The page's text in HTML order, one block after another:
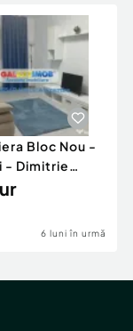
Bloc Nou -
- Dimitrie
6 luni în urmă